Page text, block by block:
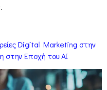
Digital Marketing στην
στην Εποχή του AI